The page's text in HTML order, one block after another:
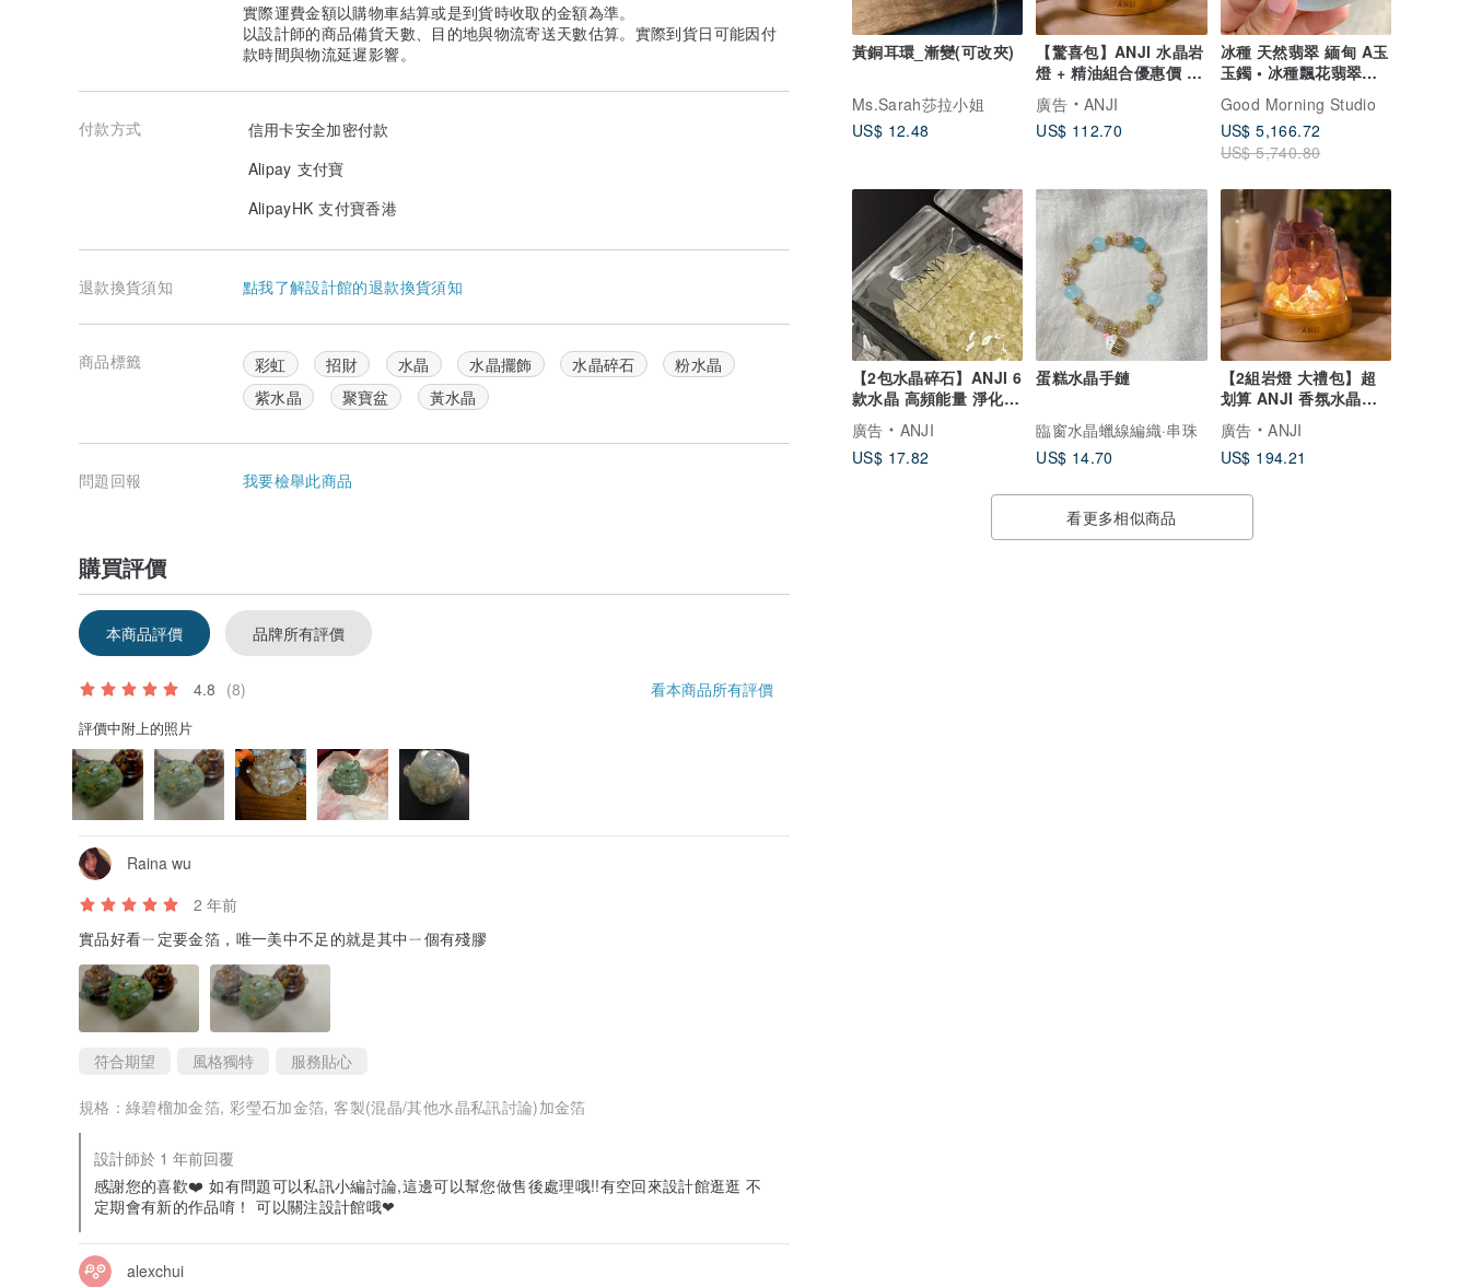
黃銅耳環_漸變(可改夾)
Ms.Sarah莎拉小姐
US$ 12.48
【驚喜包】ANJI 水晶岩
燈 + 精油組合優惠價 共
兩瓶精油 禮物
廣告
ANJI
US$ 112.70
冰種 天然翡翠 緬甸 A玉
玉鐲 • 冰種飄花翡翠貴
Good Morning Studio
US$ 5,166.72
US$ 5,740.80
【2包水晶碎石】ANJI 6
款水晶 高頻能量 淨化磁
場 淨化消磁石
廣告
ANJI
US$ 17.82
蛋糕水晶手鏈
臨窗水晶蠟線編織·串珠
US$ 14.70
【2組岩燈 大禮包】超
划算 ANJI 香氛水晶岩
燈 禮物 招財 生日
廣告
ANJI
US$ 194.21
看更多相似商品
實際運費金額以購物車結算或是到貨時收取的金額為準。
以設計師的商品備貨天數、目的地與物流寄送天數估算。實際到貨日可能因付
款時間與物流延遲影響。
付款方式
信用卡安全加密付款
Alipay 支付寶
AlipayHK 支付寶香港
退款換貨須知 點我了解設計館的退款換貨須知
商品標籤 彩虹 招財 水晶 水晶擺飾 水晶碎石
粉水晶
紫水晶
聚寶盆 黃水晶
問題回報 我要檢舉此商品
購買評價
本商品評價 品牌所有評價
4.8 (8) 看本商品所有評價
評價中附上的照片
Raina wu
2 年前
實品好看ㄧ定要金箔，唯一美中不足的就是其中ㄧ個有殘膠
符合期望 風格獨特 服務貼心
規格：綠碧榴加金箔, 彩瑩石加金箔, 客製(混晶/其他水晶私訊討論)加金箔
設計師於 1 年前回覆
感謝您的喜歡❤️ 如有問題可以私訊小編討論,這邊可以幫您做售後處理哦!!有空回來設計館逛逛 不
定期會有新的作品唷！ 可以關注設計館哦❤
alexchui